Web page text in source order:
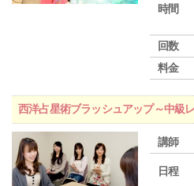
時間
回数
料金
西洋占星術ブラッシュアップ～中級
講師
日程